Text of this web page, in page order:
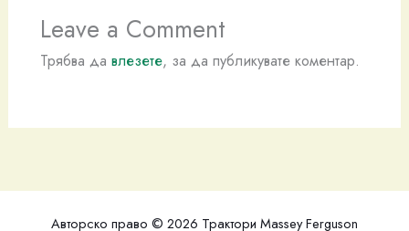
Leave a Comment
Трябва да влезете, за да публикувате коментар.
Авторско право © 2026 Трактори Massey Ferguson